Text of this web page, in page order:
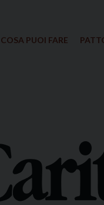
COSA PUOI FARE